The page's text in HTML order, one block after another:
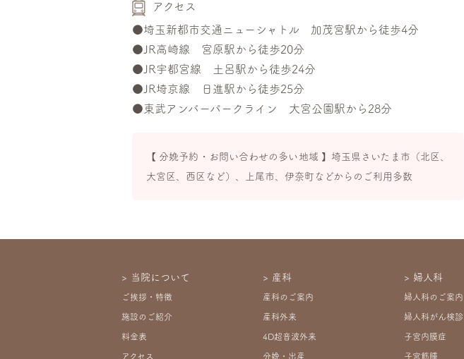
アクセス
●埼玉新都市交通ニューシャトル 加茂宮駅から徒歩4分
●JR高崎線 宮原駅から徒歩20分
●JR宇都宮線 土呂駅から徒歩24分
●JR埼京線 日進駅から徒歩25分
●東武アンバーパークライン 大宮公園駅から28分
【 分娩予約・お問い合わせの多い地域 】埼玉県さいたま市（北区、
大宮区、西区など）、上尾市、伊奈町などからのご利用多数
当院について
ご挨拶・特徴
施設のご紹介
料金表
アクセス
産科
産科のご案内
産科外来
4D超音波外来
分娩・出産
婦人科
婦人科のご案内
婦人科がん検診
子宮内膜症
子宮筋腫